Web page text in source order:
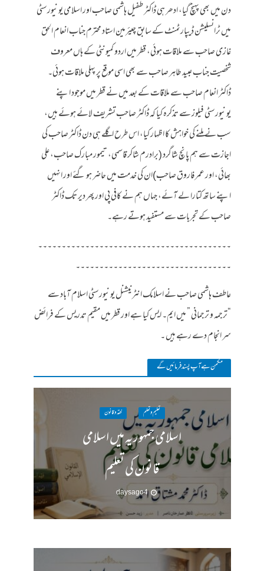
دن میں بھی پہنچ گیا، ادھر ہی ڈاکٹر طفیل ہاشمی صاحب اور اسلامی یونیورسٹی
میں ٹرانسلیشن ڈیپارٹمنٹ کے سابق چیئرمین استاد محترم جناب انعام الحق
غازی صاحب سے ملاقات ہوئی، قطر میں اردو کمیونٹی کے ہاں معروف
شخصیت جناب عبید طاہر صاحب سے بھی اسی موقع پر پہلی ملاقات ہوئی۔
ڈاکٹر انعام صاحب سے ملاقات کے بعد میں نے قطر میں موجود اپنے
یونیورسٹی فیلوز سے تذکرہ کیا کہ ڈاکٹر صاحب تشریف لائے ہوئے ہیں،
سب نے ملنے کی خواہش کا اظہار کیا، اس طرح اگلے ہی دن ڈاکٹر صاحب کی
اجازت سے ہم پانچ شاگرد (برادرم شاکر قاسمی، تیمور مبارک صاحب، علی
بھائی، اور عمر فاروق صاحب)ان کی خدمت میں حاضر ہو گئے اور انہیں
اپنے ساتھ کتارا لے آئے، جہاں ہم نے کافی پی اور پھر دیر تک ڈاکٹر
صاحب کے تجربات سے مستفید ہوتے رہے۔
۔۔۔۔۔۔۔۔۔۔۔۔۔۔۔۔۔۔۔۔۔۔۔۔۔۔۔۔۔۔۔۔۔۔۔۔۔۔۔۔۔
۔۔۔۔۔۔۔۔۔۔۔۔۔۔۔۔۔۔۔۔۔۔۔۔۔۔۔۔۔۔۔۔۔
عاطف ہاشمی صاحب نے اسلامک انٹرنیشنل یونیورسٹی اسلام آباد سے
“ترجمہ و ترجمانی ” میں ایم۔ ایس کیا ہے اور قطر میں مقیم تدریس کے فرائض
سر انجام دے رہے ہیں ۔
مکمن ہےآپ پسند فرمائیں گے
تعلیم و تعلم فقہ وقانون
اسلامی جمہوریہ میں اسلامی
قانون کی تعلیم
4 days ago